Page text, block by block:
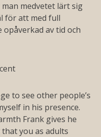
medvetet lärt sig
för att med full
av tid och
to see other people’s
in his presence.
Frank gives he
you as adults